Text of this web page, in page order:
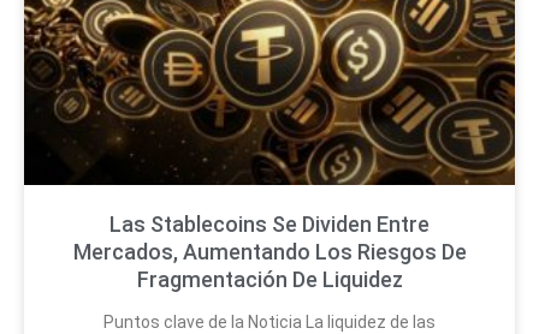
Las Stablecoins Se Dividen Entre
Mercados, Aumentando Los Riesgos De
Fragmentación De Liquidez
Puntos clave de la Noticia La liquidez de las